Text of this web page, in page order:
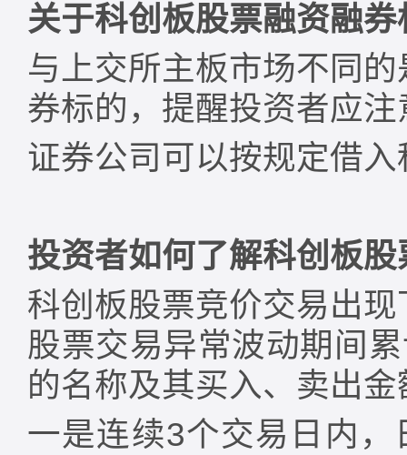
关于科创板股票融资融
与上交所主板市场不同
券标的，提醒投资者应
证券公司可以按规定借
投资者如何了解科创板
科创板股票竞价交易出
股票交易异常波动期间
的名称及其买入、卖出金
一是连续3个交易日内